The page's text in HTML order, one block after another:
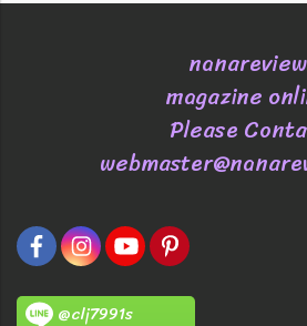
nanareview
magazine
Please
@clj7991s